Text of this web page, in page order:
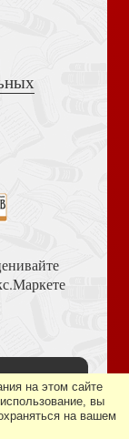
2
Роза Мира
на этом сайте
вы
на вашем